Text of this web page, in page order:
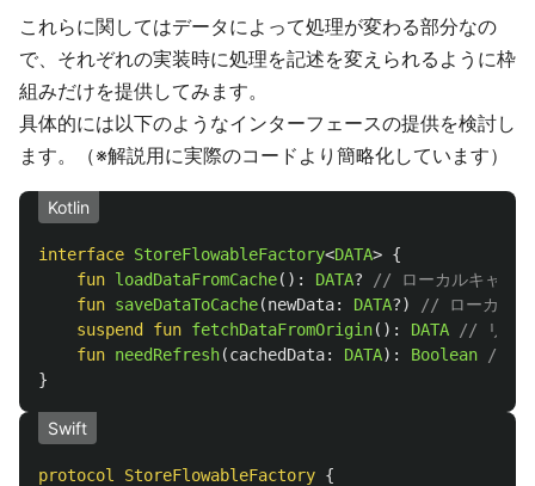
これらに関してはデータによって処理が変わる部分なの
で、それぞれの実装時に処理を記述を変えられるように枠
組みだけを提供してみます。
具体的には以下のようなインターフェースの提供を検討し
ます。（※解説用に実際のコードより簡略化しています）
Kotlin
interface StoreFlowableFactory<DATA> {
fun loadDataFromCache(): DATA?
// ローカルキャッ
fun saveDataToCache(newData: DATA?)
// ローカルキ
suspend
fun fetchDataFromOrigin(): DATA
// リモー
fun needRefresh(cachedData: DATA): Boolean
// ロ
}
Swift
protocol StoreFlowableFactory {